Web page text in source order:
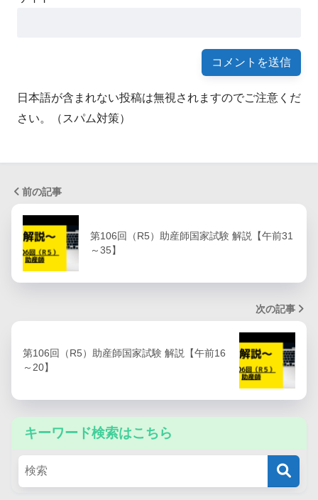
日本語が含まれない投稿は無視されますのでご注意くだ
さい。（スパム対策）
前の記事
第106回（R5）助産師国家試験 解説【午前31
～35】
次の記事
第106回（R5）助産師国家試験 解説【午前16
～20】
キーワード検索はこちら